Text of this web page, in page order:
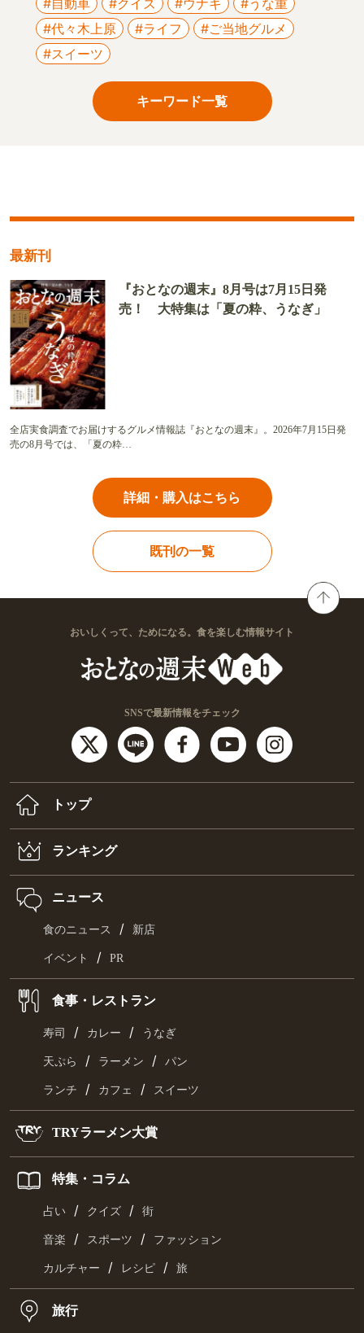
#自動車 #クイズ #ウナギ
#うな重
#代々木上原
#ライフ
#ご当地グルメ
#スイーツ
キーワード一覧
最新刊
『おとなの週末』8月号は7月15日発
売！ 大特集は「夏の粋、うなぎ」
全店実食調査でお届けするグルメ情報誌『おとなの週末』。2026年7月15日発
売の8月号では、「夏の粋…
詳細・購入はこちら
既刊の一覧
おいしくって、ためになる。食を楽しむ情報サイト
SNSで最新情報をチェック
トップ
ランキング
ニュース
食のニュース / 新店
イベント / PR
食事・レストラン
寿司 / カレー / うなぎ
天ぷら / ラーメン / パン
ランチ / カフェ / スイーツ
TRYラーメン大賞
特集・コラム
占い / クイズ / 街
音楽 / スポーツ / ファッション
カルチャー / レシピ / 旅
旅行